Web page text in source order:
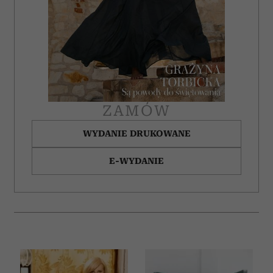
Partnerzy mogą połączyć te informacje z innymi danymi
otrzymanymi od Ciebie lub uzyskanymi podczas
korzystania z ich usług.
ZAMÓW
WYDANIE DRUKOWANE
E-WYDANIE